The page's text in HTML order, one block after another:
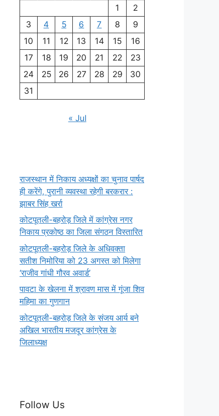
1
2
3
4 5 6 7 8
9
10
11 12 13 14 15
16
17
18 19 20 21 22
23
24
25 26 27 28 29
30
31
« Jul
राजस्थान में निकाय अध्यक्षों का चुनाव पार्षद
ही करेंगे, पुरानी व्यवस्था रहेगी बरकरार :
झाबर सिंह खर्रा
कोटपूतली-बहरोड़ जिले में कांग्रेस नगर
निकाय प्रकोष्ठ का जिला संगठन विस्तारित
कोटपूतली-बहरोड़ जिले के अधिवक्ता
सतीश निमोरिया को 23 अगस्त को मिलेगा
‘राजीव गांधी गौरव अवार्ड’
पावटा के खेलना में श्रावण मास में गूंजा शिव
महिमा का गुणगान
कोटपूतली-बहरोड़ जिले के संजय आर्य बने
अखिल भारतीय मजदूर कांग्रेस के
जिलाध्यक्ष
Follow Us